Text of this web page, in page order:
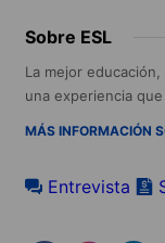
Sobre ESL
La mejor
una experiencia que
MÁS INFORMACIÓN
Entrevista